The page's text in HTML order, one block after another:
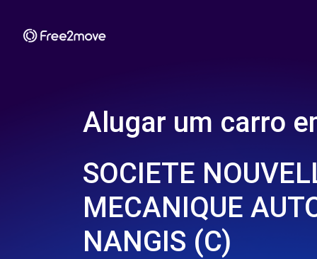
Alugar um carro
SOCIETE
MECANIQUE
NANGIS (C)